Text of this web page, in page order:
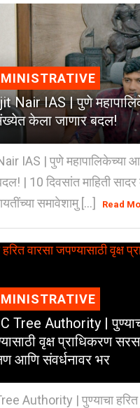
Nair IAS | पुणे
केला जाणार बदल!
IAS | पुणे महापालिकेच्या
| 10 दिवसांत माहिती
समावेशामु [...]
Read
Tree Authority |
वृक्ष प्राधिकरण
आणि संवर्धनावर भर
Authority | पुण्याचा हरित